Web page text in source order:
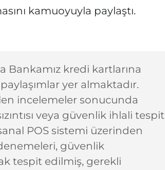
kamuoyuyla paylaştı.
Bankamız kredi kartlarına
yer almaktadır.
incelemeler sonucunda
veya güvenlik ihlali tespit
POS sistemi üzerinden
güvenlik
tespit edilmiş, gerekli